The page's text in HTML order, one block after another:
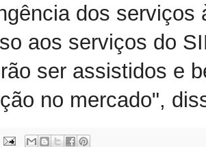
dos serviços
aos serviços do
ser assistidos e
no mercado",